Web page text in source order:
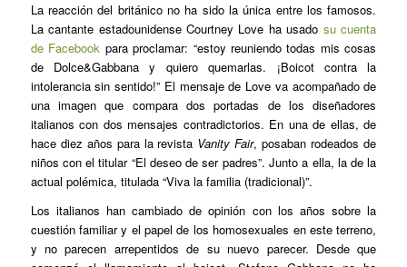
La reacción del británico no ha sido la única entre los famosos.
La cantante estadounidense Courtney Love ha usado su cuenta
de Facebook para proclamar: “estoy reuniendo todas mis cosas
de Dolce&Gabbana y quiero quemarlas. ¡Boicot contra la
intolerancia sin sentido!” El mensaje de Love va acompañado de
una imagen que compara dos portadas de los diseñadores
italianos con dos mensajes contradictorios. En una de ellas, de
hace diez años para la revista Vanity Fair, posaban rodeados de
niños con el titular “El deseo de ser padres”. Junto a ella, la de la
actual polémica, titulada “Viva la familia (tradicional)”.
Los italianos han cambiado de opinión con los años sobre la
cuestión familiar y el papel de los homosexuales en este terreno,
y no parecen arrepentidos de su nuevo parecer. Desde que